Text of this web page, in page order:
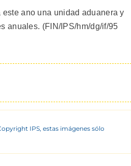
ano una unidad aduanera y
anuales. (FIN/IPS/hm/dg/if/95
IPS, estas imágenes sólo